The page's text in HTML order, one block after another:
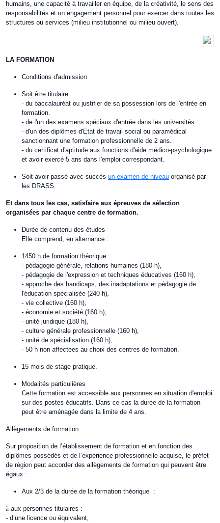
humains, une capacité à travailler en équipe, de la créativité, le sens des
responsabilités et un engagement personnel pour exercer dans toutes les
structures ou services (milieu institutionnel ou milieu ouvert).
LA FORMATION
Conditions d'admission
Soit être titulaire:
- du baccalauréat ou justifier de sa possession lors de l'entrée en
formation.
- de l'un des examens spéciaux d'entrée dans les universités.
- d'un des diplômes d'Etat de travail social ou paramédical
sanctionnant une formation professionnelle de 2 ans.
- du certificat d'aptitude aux fonctions d'aide médico-psychologique
et avoir exercé 5 ans dans l'emploi correspondant.
Soit avoir passé avec succès un examen de niveau organisé par
les DRASS.
Et dans tous les cas, satisfaire aux épreuves de sélection
organisées par chaque centre de formation.
Durée de contenu des études
Elle comprend, en alternance :
1450 h de formation théorique :
- pédagogie générale, relations humaines (180 h),
- pédagogie de l'expression et techniques éducatives (160 h),
- approche des handicaps, des inadaptations et pédagogie de
l'éducation spécialisée (240 h),
- vie collective (160 h),
- économie et société (160 h),
- unité juridique (180 h),
- culture générale professionnelle (160 h),
- unité de spécialisation (160 h),
- 50 h non affectées au choix des centres de formation.
15 mois de stage pratique.
Modalités particulières
Cette formation est accessible aux personnes en situation d'emploi
sur des postes éducatifs. Dans ce cas la durée de la formation
peut être aménagée dans la limite de 4 ans.
Allègements de formation
Sur proposition de l’établissement de formation et en fonction des
diplômes possédés et de l’expérience professionnelle acquise, le préfet
de région peut accorder des allègements de formation qui peuvent être
égaux :
Aux 2/3 de la durée de la formation théorique :
à aux personnes titulaires :
- d’une licence ou équivalent,